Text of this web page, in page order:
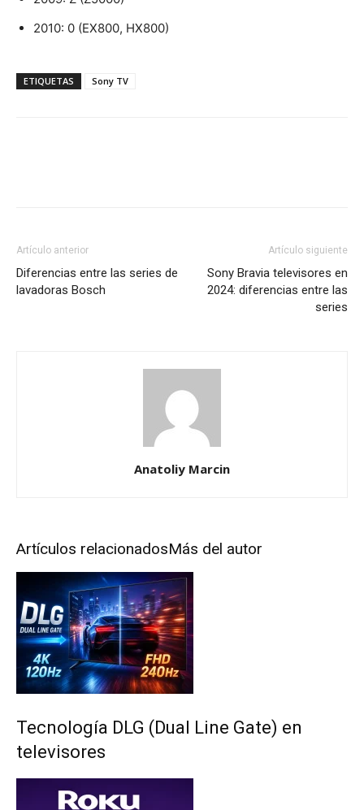
2010: 0 (EX800, HX800)
ETIQUETAS Sony TV
Artículo anterior
Diferencias entre las series de
lavadoras Bosch
Artículo siguiente
Sony Bravia televisores en
2024: diferencias entre las
series
Anatoliy Marcin
Artículos relacionadosMás del autor
Tecnología DLG (Dual Line Gate) en
televisores